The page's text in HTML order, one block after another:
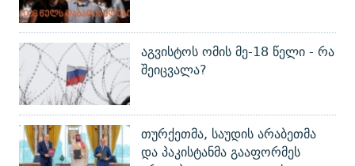
აგვისტოს ომის მე-18 წელი - რა
შეიცვალა?
თურქეთმა, საუდის არაბეთმა
და პაკისტანმა გააფორმეს